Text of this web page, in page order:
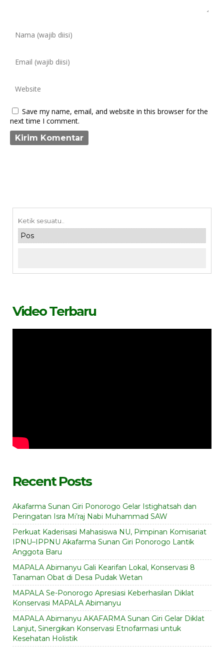
Save my name, email, and website in this browser for the
next time I comment.
Video Terbaru
Recent Posts
Akafarma Sunan Giri Ponorogo Gelar Istighatsah dan
Peringatan Isra Mi’raj Nabi Muhammad SAW
Perkuat Kaderisasi Mahasiswa NU, Pimpinan Komisariat
IPNU–IPPNU Akafarma Sunan Giri Ponorogo Lantik
Anggota Baru
MAPALA Abimanyu Gali Kearifan Lokal, Konservasi 8
Tanaman Obat di Desa Pudak Wetan
MAPALA Se-Ponorogo Apresiasi Keberhasilan Diklat
Konservasi MAPALA Abimanyu
MAPALA Abimanyu AKAFARMA Sunan Giri Gelar Diklat
Lanjut, Sinergikan Konservasi Etnofarmasi untuk
Kesehatan Holistik